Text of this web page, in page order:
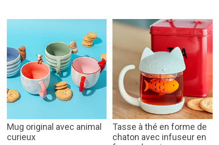
Mug original avec animal
curieux
Tasse à thé en forme de
chaton avec infuseur en